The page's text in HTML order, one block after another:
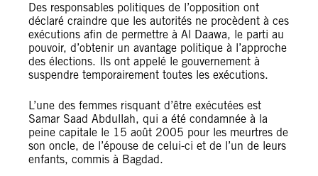
Des responsables politiques de l’opposition ont
déclaré craindre que les autorités ne procèdent à ces
exécutions afin de permettre à Al Daawa, le parti au
pouvoir, d’obtenir un avantage politique à l’approche
des élections. Ils ont appelé le gouvernement à
suspendre temporairement toutes les exécutions.
L’une des femmes risquant d’être exécutées est
Samar Saad Abdullah, qui a été condamnée à la
peine capitale le 15 août 2005 pour les meurtres de
son oncle, de l’épouse de celui-ci et de l’un de leurs
enfants, commis à Bagdad.